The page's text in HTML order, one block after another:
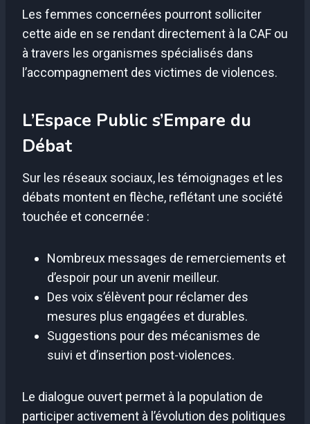
Les femmes concernées pourront solliciter
cette aide en se rendant directement à la CAF ou
à travers les organismes spécialisés dans
l’accompagnement des victimes de violences.
L’Espace Public s’Empare du
Débat
Sur les réseaux sociaux, les témoignages et les
débats montent en flèche, reflétant une société
touchée et concernée :
Nombreux messages de remerciements et
d’espoir pour un avenir meilleur.
Des voix s’élèvent pour réclamer des
mesures plus engagées et durables.
Suggestions pour des mécanismes de
suivi et d’insertion post-violences.
Le dialogue ouvert permet à la population de
participer activement à l’évolution des politiques